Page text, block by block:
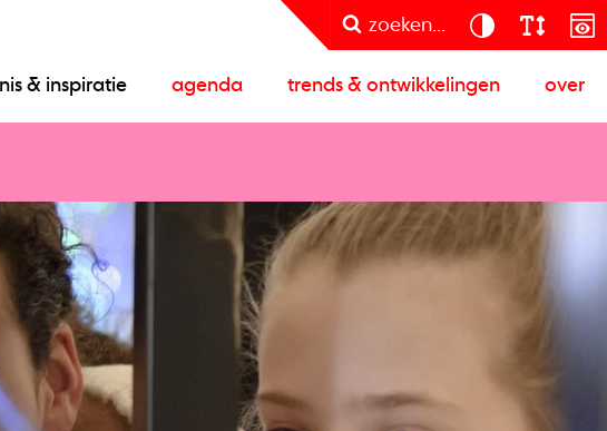
zoeken...
& inspiratie agenda trends & ontwikkelingen over